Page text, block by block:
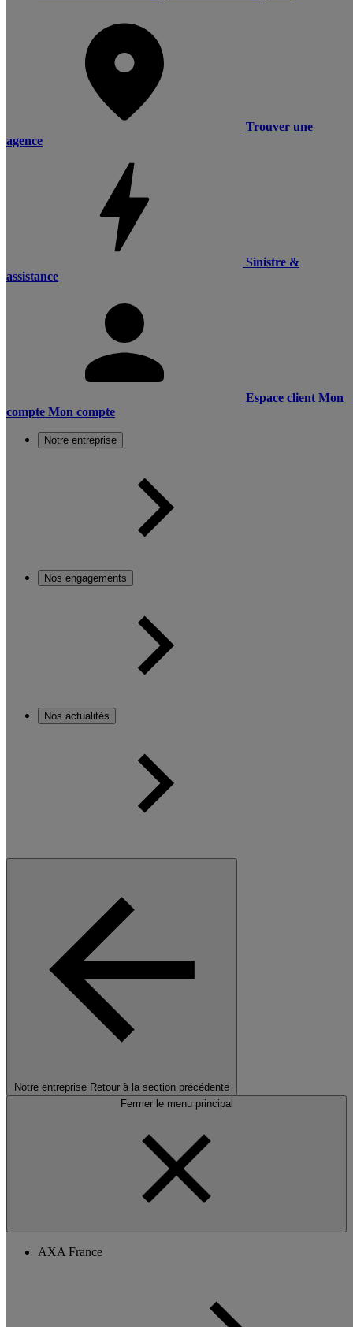
Trouver une
agence
Sinistre &
assistance
Espace client Mon
compte Mon compte
Notre entreprise
Nos engagements
Nos actualités
Notre entreprise Retour à la section précédente
Fermer le menu principal
AXA France